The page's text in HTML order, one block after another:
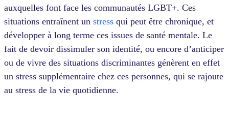
auxquelles font face les communautés LGBT+. Ces
situations entraînent un stress qui peut être chronique, et
développer à long terme ces issues de santé mentale. Le
fait de devoir dissimuler son identité, ou encore d’anticiper
ou de vivre des situations discriminantes génèrent en effet
un stress supplémentaire chez ces personnes, qui se rajoute
au stress de la vie quotidienne.